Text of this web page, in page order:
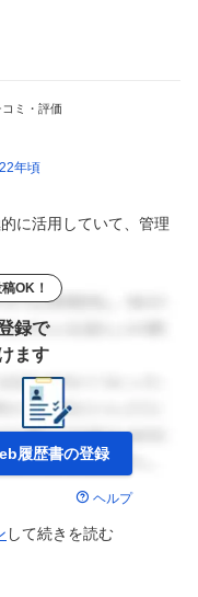
ミ・評価
年頃
に活用していて、管理
OK！
録で
ます
履歴書の登録
ヘルプ
して続きを読む